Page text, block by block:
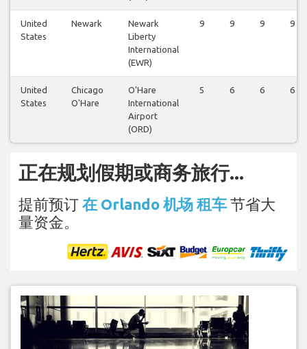
United
States
Newark
Newark
Liberty
International
(EWR)
9 9 9 9
United
States
Chicago
O'Hare
O'Hare
International
Airport
(ORD)
5 6 6 6
正在规划假期或商务旅行...
提前预订 在 Orlando 机场 租车 节省大
量资金。